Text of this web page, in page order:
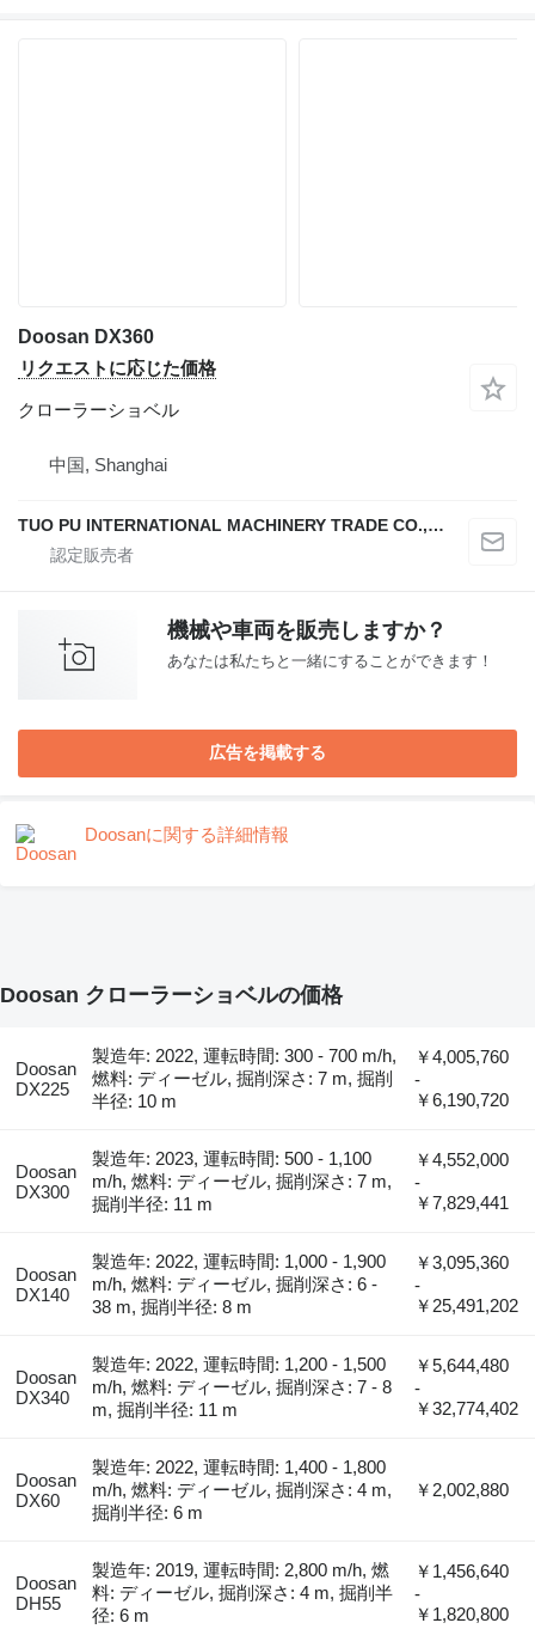
Doosan DX360
リクエストに応じた価格
クローラーショベル
中国, Shanghai
TUO PU INTERNATIONAL MACHINERY TRADE CO., LTD
機械や車両を販売しますか？
あなたは私たちと一緒にすることができます！
広告を掲載する
Doosanに関する詳細情報
Doosan クローラーショベルの価格
Doosan
DX225
製造年: 2022, 運転時間: 300 - 700 m/h,
燃料: ディーゼル, 掘削深さ: 7 m, 掘削
半径: 10 m
￥4,005,760
-
￥6,190,720
Doosan
DX300
製造年: 2023, 運転時間: 500 - 1,100
m/h, 燃料: ディーゼル, 掘削深さ: 7 m,
掘削半径: 11 m
￥4,552,000
-
￥7,829,441
Doosan
DX140
製造年: 2022, 運転時間: 1,000 - 1,900
m/h, 燃料: ディーゼル, 掘削深さ: 6 -
38 m, 掘削半径: 8 m
￥3,095,360
-
￥25,491,202
Doosan
DX340
製造年: 2022, 運転時間: 1,200 - 1,500
m/h, 燃料: ディーゼル, 掘削深さ: 7 - 8
m, 掘削半径: 11 m
￥5,644,480
-
￥32,774,402
Doosan
DX60
製造年: 2022, 運転時間: 1,400 - 1,800
m/h, 燃料: ディーゼル, 掘削深さ: 4 m,
掘削半径: 6 m
￥2,002,880
Doosan
DH55
製造年: 2019, 運転時間: 2,800 m/h, 燃
料: ディーゼル, 掘削深さ: 4 m, 掘削半
径: 6 m
￥1,456,640
-
￥1,820,800